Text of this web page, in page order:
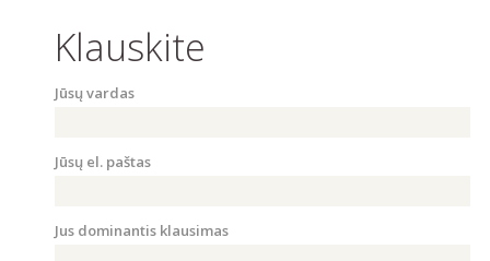
Klauskite
Jūsų vardas
Jūsų el. paštas
Jus dominantis klausimas